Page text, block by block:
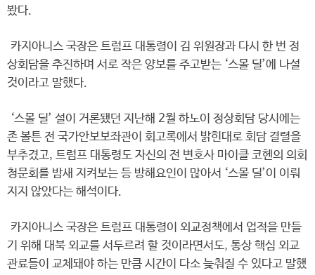
봤다.
카지아니스 국장은 트럼프 대통령이 김 위원장과 다시 한 번 정
상회담을 추진하며 서로 작은 양보를 주고받는 ‘스몰 딜’에 나설
것이라고 말했다.
‘스몰 딜’ 설이 거론됐던 지난해 2월 하노이 정상회담 당시에는
존 볼튼 전 국가안보보좌관이 회고록에서 밝힌대로 회담 결렬을
부추겼고, 트럼프 대통령도 자신의 전 변호사 마이클 코헨의 의회
청문회를 밤새 지켜보는 등 방해요인이 많아서 ‘스몰 딜’이 이뤄
지지 않았다는 해석이다.
카지아니스 국장은 트럼프 대통령이 외교정책에서 업적을 만들
기 위해 대북 외교를 서두르려 할 것이라면서도, 통상 핵심 외교
관료들이 교체돼야 하는 만큼 시간이 다소 늦춰질 수 있다고 말했